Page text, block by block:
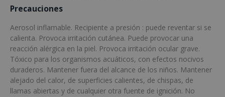
Precauciones
Aerosol inflamable. Recipiente a presión : puede reventar si se
calienta. Provoca irritación cutánea. Puede provocar una
reacción alérgica en la piel. Provoca irritación ocular grave.
Tóxico para los organismos acuáticos, con efectos nocivos
duraderos. Mantener fuera del alcance de los niños. Mantener
alejado del calor, de superficies calientes, de chispas, de
llamas abiertas y de cualquier otra fuente de ignición. No